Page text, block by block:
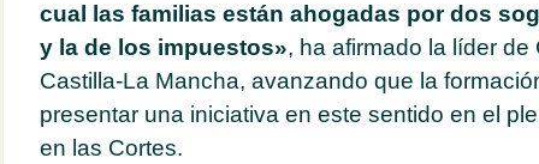
cual las familias están ahogadas por dos
y la de los impuestos», ha afirmado la líder
Castilla-La Mancha, avanzando que la
presentar una iniciativa en este sentido en el
en las Cortes.